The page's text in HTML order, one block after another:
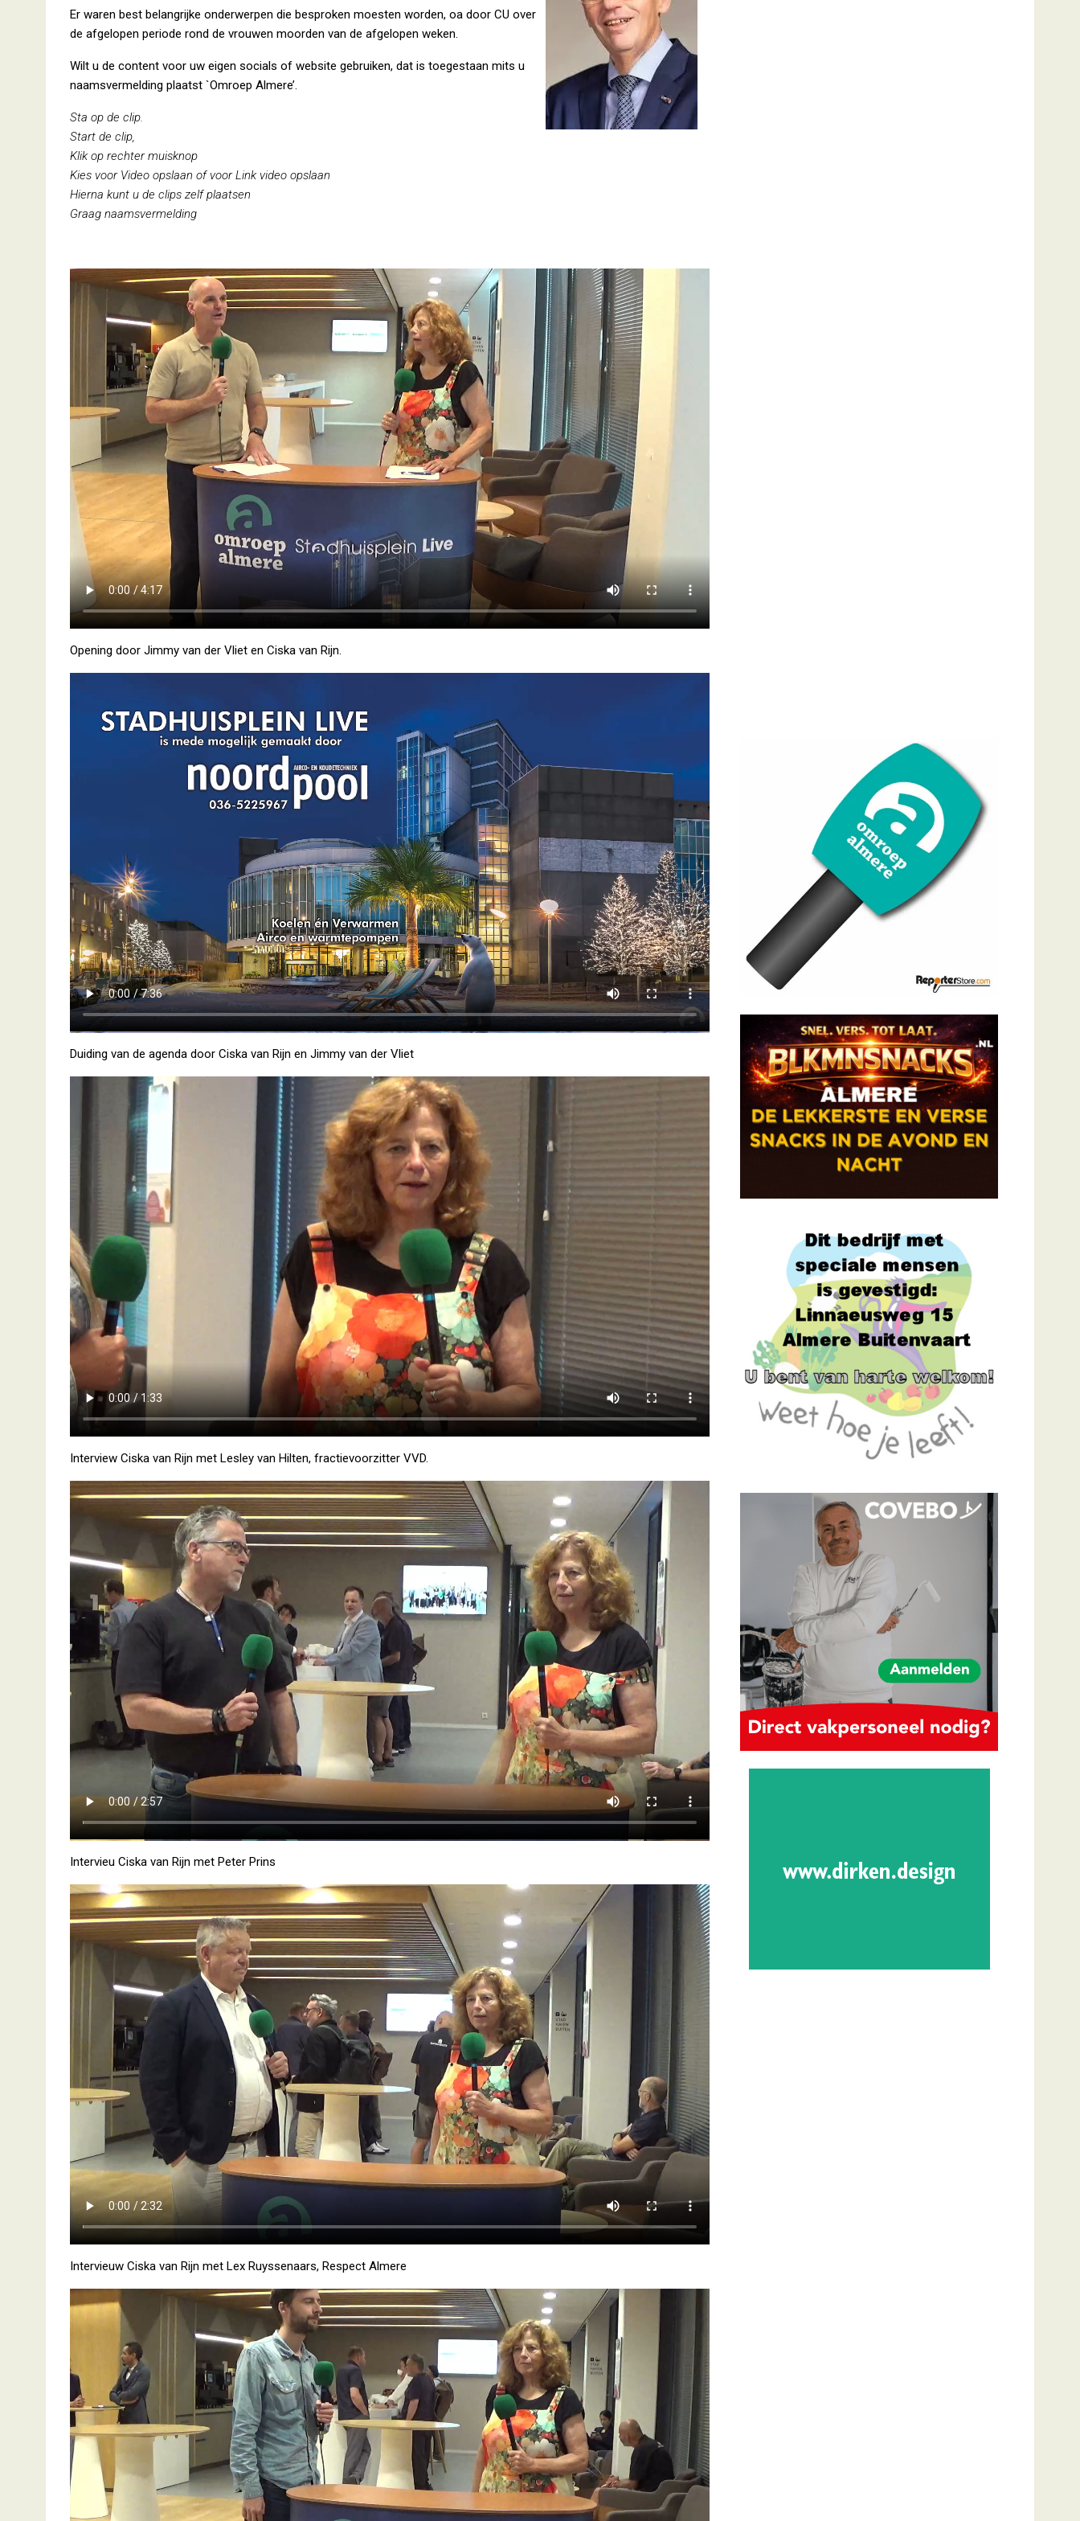
Er waren best belangrijke onderwerpen die besproken moesten worden, oa door CU over
de afgelopen periode rond de vrouwen moorden van de afgelopen weken.
Wilt u de content voor uw eigen socials of website gebruiken, dat is toegestaan mits u
naamsvermelding plaatst `Omroep Almere’.
Sta op de clip.
Start de clip,
Klik op rechter muisknop
Kies voor Video opslaan of voor Link video opslaan
Hierna kunt u de clips zelf plaatsen
Graag naamsvermelding
Opening door Jimmy van der Vliet en Ciska van Rijn.
Duiding van de agenda door Ciska van Rijn en Jimmy van der Vliet
Interview Ciska van Rijn met Lesley van Hilten, fractievoorzitter VVD.
Intervieu Ciska van Rijn met Peter Prins
Intervieuw Ciska van Rijn met Lex Ruyssenaars, Respect Almere